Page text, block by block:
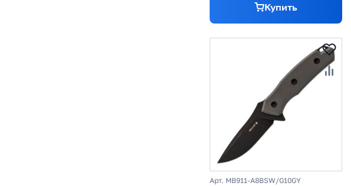
Купить
Арт. MB911-A8BSW/G10GY